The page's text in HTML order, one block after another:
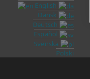
English
Dansk
Deutsch
Español
Svenska
Polski